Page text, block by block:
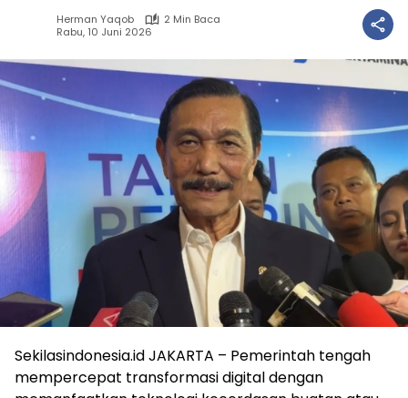
Herman Yaqob
2 Min Baca
Rabu, 10 Juni 2026
Sekilasindonesia.id JAKARTA – Pemerintah tengah
mempercepat transformasi digital dengan